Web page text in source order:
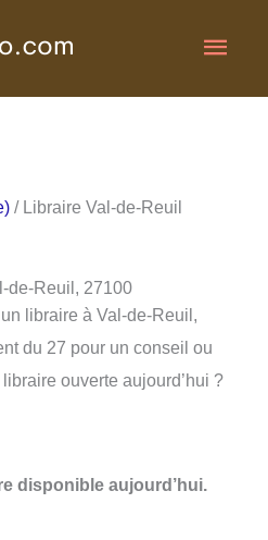
/ Libraire Val-de-Reuil
de-Reuil, 27100
libraire à Val-de-Reuil,
du 27 pour un conseil ou
ouverte aujourd’hui ?
disponible aujourd’hui.